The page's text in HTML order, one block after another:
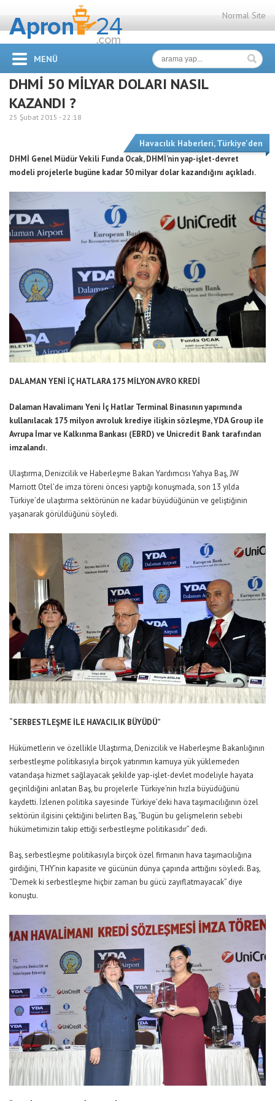
Normal Site
MENÜ
DHMİ 50 MİLYAR DOLARI NASIL
KAZANDI ?
25 Şubat 2015 -22:18
Havacılık Haberleri,Türkiye'den
DHMİ Genel Müdür Vekili Funda Ocak, DHMİ’nin yap-işlet-devret
modeli projelerle bugüne kadar 50 milyar dolar kazandığını açıkladı.
DALAMAN YENİ İÇ HATLARA 175 MİLYON AVRO KREDİ
Dalaman Havalimanı Yeni İç Hatlar Terminal Binasının yapımında
kullanılacak 175 milyon avroluk krediye ilişkin sözleşme, YDA Group ile
Avrupa İmar ve Kalkınma Bankası (EBRD) ve Unicredit Bank tarafından
imzalandı.
Ulaştırma, Denizcilik ve Haberleşme Bakan Yardımcısı Yahya Baş, JW
Marriott Otel’de imza töreni öncesi yaptığı konuşmada, son 13 yılda
Türkiye’de ulaştırma sektörünün ne kadar büyüdüğünün ve geliştiğinin
yaşanarak görüldüğünü söyledi.
“SERBESTLEŞME İLE HAVACILIK BÜYÜDÜ”
Hükümetlerin ve özellikle Ulaştırma, Denizcilik ve Haberleşme Bakanlığının
serbestleşme politikasıyla birçok yatırımın kamuya yük yüklemeden
vatandaşa hizmet sağlayacak şekilde yap-işlet-devlet modeliyle hayata
geçirildiğini anlatan Baş, bu projelerle Türkiye’nin hızla büyüdüğünü
kaydetti. İzlenen politika sayesinde Türkiye’deki hava taşımacılığının özel
sektörün ilgisini çektiğini belirten Baş, “Bugün bu gelişmelerin sebebi
hükümetimizin takip ettiği serbestleşme politikasıdır” dedi.
Baş, serbestleşme politikasıyla birçok özel firmanın hava taşımacılığına
girdiğini, THY’nin kapasite ve gücünün dünya çapında arttığını söyledi. Baş,
“Demek ki serbestleşme hiçbir zaman bu gücü zayıflatmayacak” diye
konuştu.